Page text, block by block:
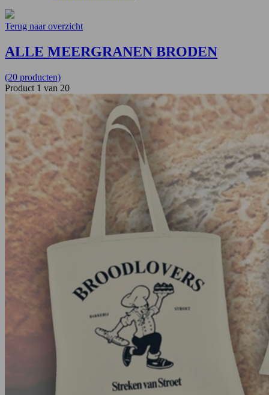
Terug naar overzicht
ALLE MEERGRANEN BRODEN
(20 producten)
Product 1 van 20